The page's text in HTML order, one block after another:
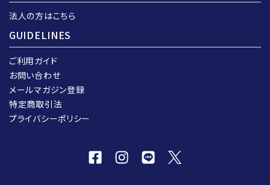
法人の方はこちら
GUIDELINES
ご利用ガイド
お問い合わせ
メールマガジン登録
特定商取引法
プライバシーポリシー